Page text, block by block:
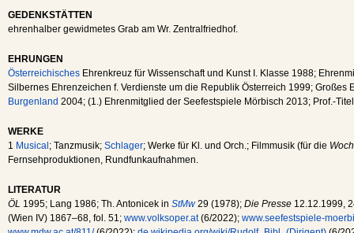
GEDENKSTÄTTEN
ehrenhalber gewidmetes Grab am Wr. Zentralfriedhof.
EHRUNGEN
Österreichisches Ehrenkreuz für Wissenschaft und Kunst I. Klasse 1988;
Silbernes Ehrenzeichen f. Verdienste um die Republik Österreich 1999; Großes
Burgenland 2004; (1.) Ehrenmitglied der Seefestspiele Mörbisch 2013; Prof.-
WERKE
1 Musical ; Tanzmusik; Schlager; Werke für Kl. und Orch.; Filmmusik (für die
Fernsehproduktionen, Rundfunkaufnahmen.
LITERATUR
ÖL 1995; Lang 1986; Th. Antonicek in StMw29 (1978); Die Presse 12.12.1999,
(Wien IV) 1867–68, fol. 51; www.volksoper.at(6/2022); www.seefestspiele-